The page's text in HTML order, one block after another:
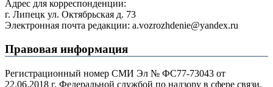
Адрес для корреспонденции:
г. Липецк ул. Октябрьская д. 73
Электронная почта редакции: a.vozrozhdenie@yandex.ru
Правовая информация
Регистрационный номер СМИ Эл № ФС77-73043 от
22.06.2018 г. Федеральной службой по надзору в сфере связи,